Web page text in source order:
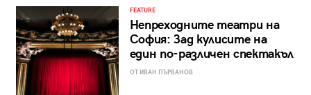
FEATURE
Непреходните театри на
София: Зад кулисите на
един по-различен спектакъл
ОТ ИВАН ПЪРВАНОВ